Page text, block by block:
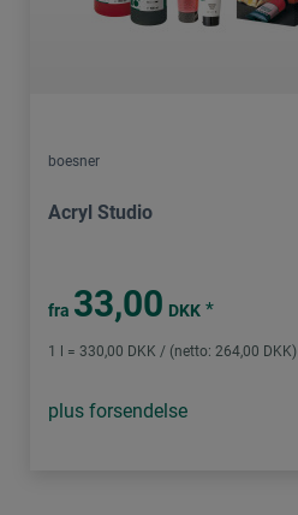
boesner
Acryl Studio
fra 33,00 DKK *
1 l = 330,00 DKK / (netto: 264,00 DKK)
plus forsendelse